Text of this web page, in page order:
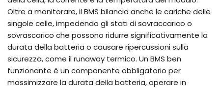
Oltre a monitorare, il BMS bilancia anche le cariche delle
singole celle, impedendo gli stati di sovraccarico o
sovrascarico che possono ridurre significativamente la
durata della batteria o causare ripercussioni sulla
sicurezza, come il runaway termico. Un BMS ben
funzionante è un componente obbligatorio per
massimizzare la durata della batteria, operare in